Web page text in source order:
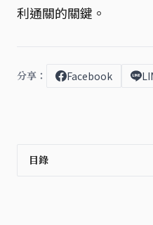
利通關的關鍵。
分享： Facebook
目錄